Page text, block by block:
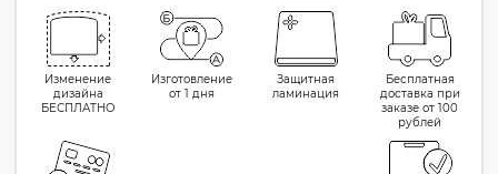
Изменение
дизайна
БЕСПЛАТНО
Изготовление
от 1 дня
Защитная
ламинация
Бесплатная
доставка при
заказе от 100
рублей